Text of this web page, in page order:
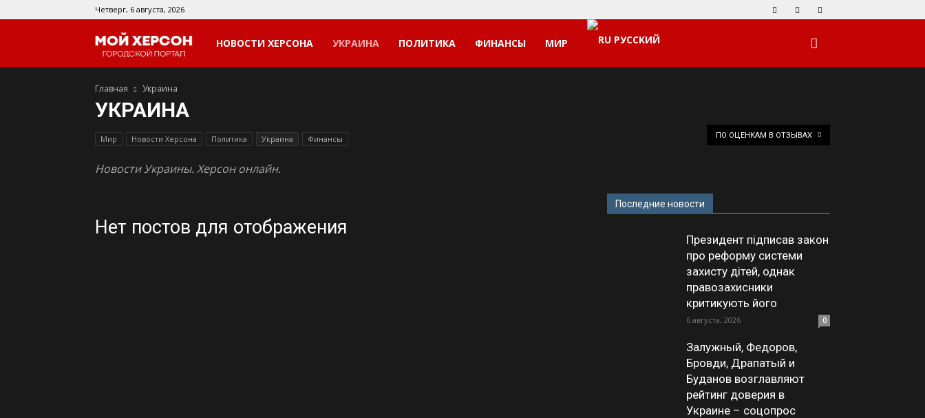
Четверг, 6 августа, 2026
Мой
НОВОСТИ ХЕРСОНА УКРАИНА ПОЛИТИКА ФИНАНСЫ МИР РУССКИЙ
Главная Украина
УКРАИНА
Мир Новости Херсона Политика Украина Финансы
Новости Украины. Херсон онлайн.
ПО ОЦЕНКАМ В ОТЗЫВАХ
Нет постов для отображения
Последние новости
Президент підписав закон
про реформу системи
захисту дітей, однак
правозахисники
критикують його
6 августа, 2026 0
Залужный, Федоров,
Бровди, Драпатый и
Буданов возглавляют
рейтинг доверия в
Украине – соцопрос